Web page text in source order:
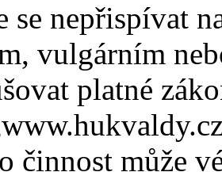
se nepřispívat
vulgárním
platné
činnost může